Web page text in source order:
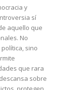
y
sí
aquello que
No
sino
que rara
sobre